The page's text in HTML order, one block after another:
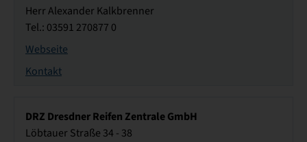
Herr Alexander Kalkbrenner
Tel.: 03591 270877 0
Webseite
Kontakt
DRZ Dresdner Reifen Zentrale GmbH
Löbtauer Straße 34 - 38